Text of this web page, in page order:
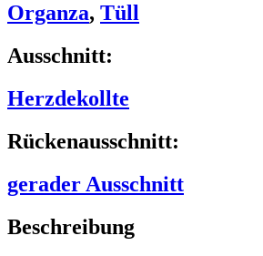
Organza, Tüll
Ausschnitt:
Herzdekollte
Rückenausschnitt:
gerader Ausschnitt
Beschreibung